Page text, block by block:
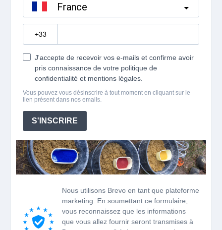
France
J'accepte de recevoir vos e-mails et confirme avoir
pris connaissance de votre politique de
confidentialité et mentions légales.
Vous pouvez vous désinscrire à tout moment en cliquant sur le
lien présent dans nos emails.
S'INSCRIRE
Nous utilisons Brevo en tant que plateforme
marketing. En soumettant ce formulaire,
vous reconnaissez que les informations
que vous allez fournir seront transmises à